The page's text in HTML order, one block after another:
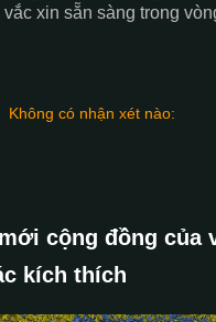
xin sẵn sàng trong
Không có nhận xét nào:
cộng đồng của
kích thích